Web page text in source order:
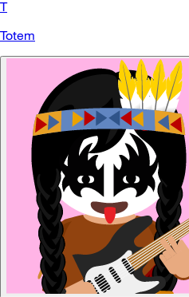
T
Totem